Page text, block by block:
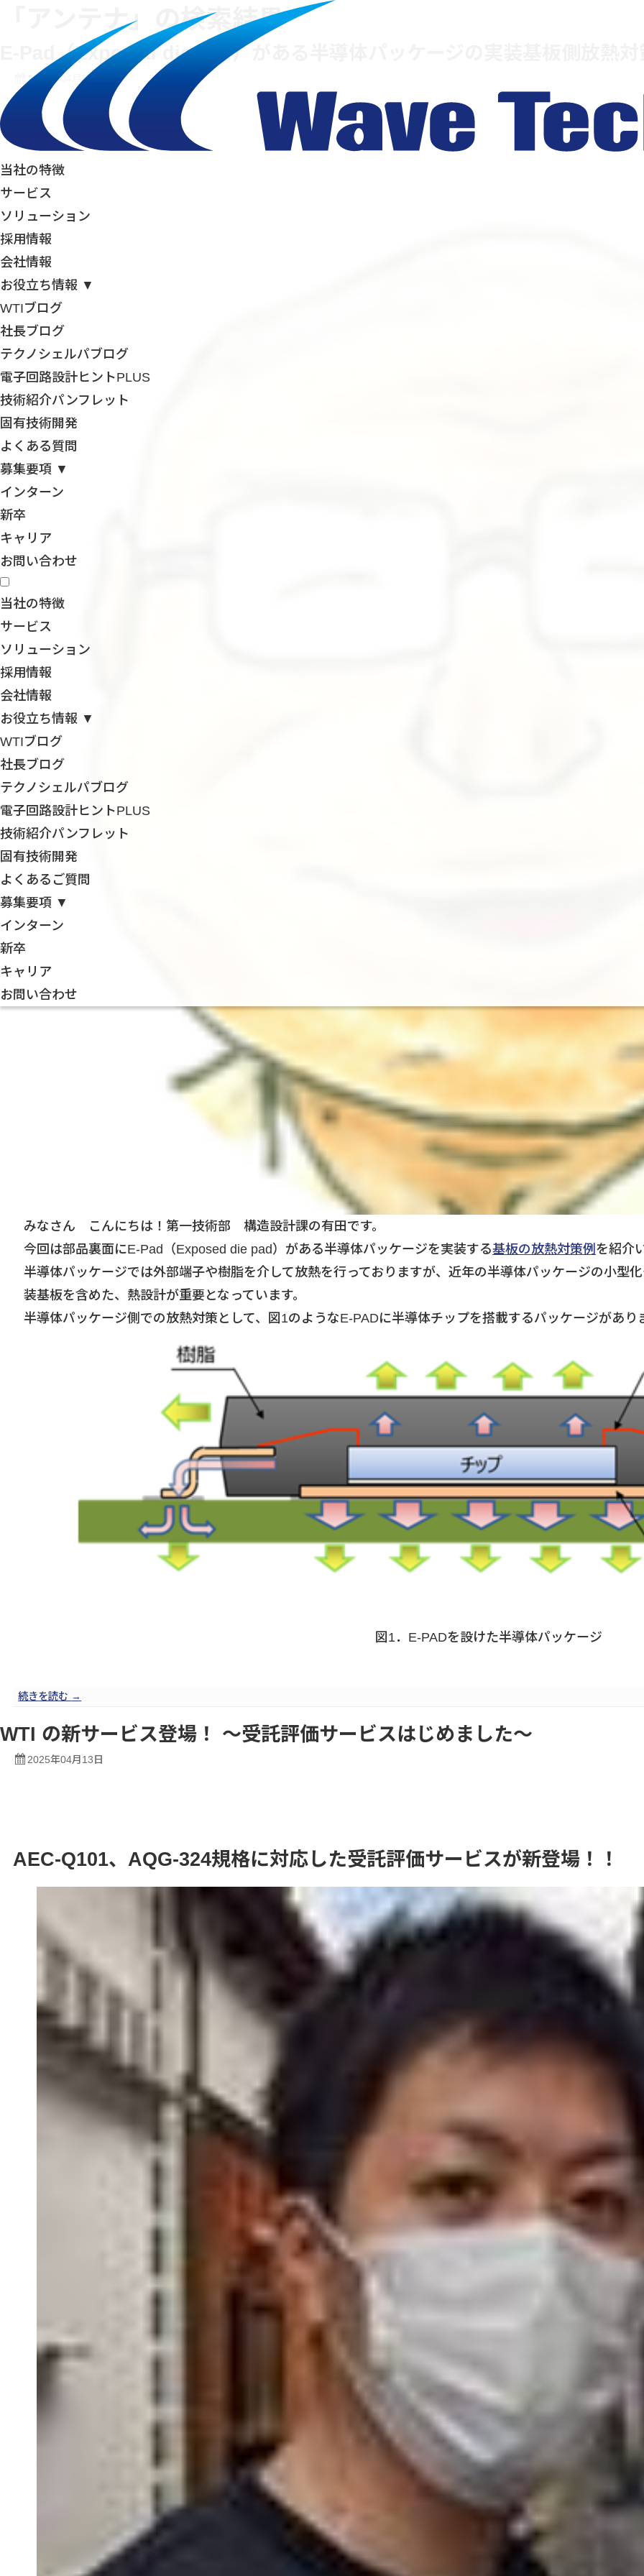
当社の特徴
サービス
ソリューション
採用情報
会社情報
お役立ち情報 ▼
WTIブログ
社長ブログ
テクノシェルパブログ
電子回路設計ヒントPLUS
技術紹介パンフレット
固有技術開発
よくある質問
募集要項 ▼
インターン
新卒
キャリア
お問い合わせ
当社の特徴
サービス
ソリューション
採用情報
会社情報
お役立ち情報 ▼
WTIブログ
社長ブログ
テクノシェルパブログ
電子回路設計ヒントPLUS
技術紹介パンフレット
固有技術開発
よくあるご質問
募集要項 ▼
インターン
新卒
キャリア
お問い合わせ
「アンテナ」の検索結果
E-Pad（Exposed die pad）がある半導体パッケージの実装基板側放熱
2025年04月13日
みなさん こんにちは！第一技術部 構造設計課の有田です。
今回は部品裏面にE-Pad（Exposed die pad）がある半導体パッケージを実装する基板の放熱対策例 を紹介
半導体パッケージでは外部端子や樹脂を介して放熱を行っておりますが、近年の半導体パッケージの小型
装基板を含めた、熱設計が重要となっています。
半導体パッケージ側での放熱対策として、図1のようなE-PADに半導体チップを搭載するパッケージがあり
図1．E-PADを設けた半導体パッケージ
続きを読む →
WTI の新サービス登場！ ～受託評価サービスはじめました～
2025年04月13日
AEC-Q101、AQG-324規格に対応した受託評価サービスが新登場！！